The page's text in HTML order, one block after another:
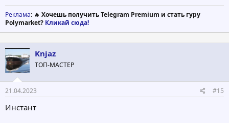
Реклама: 🔥 Хочешь получить Telegram Premium и стать гуру
Polymarket? Кликай сюда!
Knjaz
ТОП-МАСТЕР
21.04.2023 #15
Инстант